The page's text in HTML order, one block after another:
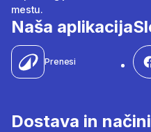
mestu.
Naša aplikacija
Prenesi
Dostava in